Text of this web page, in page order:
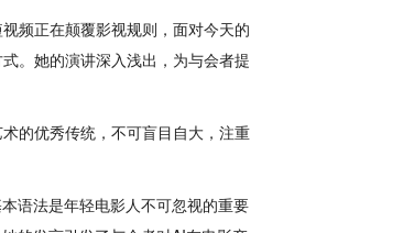
频正在颠覆影视规则，面对今天的
。她的演讲深入浅出，为与会者提
的优秀传统，不可盲目自大，注重
语法是年轻电影人不可忽视的重要